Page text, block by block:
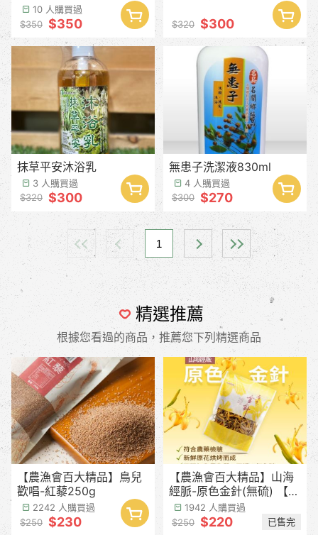
10 人購買過
$350 $350 $320 $300
抹草平安沐浴乳
3 人購買過
$320 $300
無患子洗潔液830ml
4 人購買過
$300 $270
1
精選推薦
根據您看過的商品，推薦您下列精選商品
【農漁會百大精品】鳥兒
歡唱-紅藜250g
2242 人購買過
$250 $230
【農漁會百大精品】山海
經脈-原色金針(無硫) 【產
季預計8月中下旬】
1942 人購買過
$250 $220 已售完